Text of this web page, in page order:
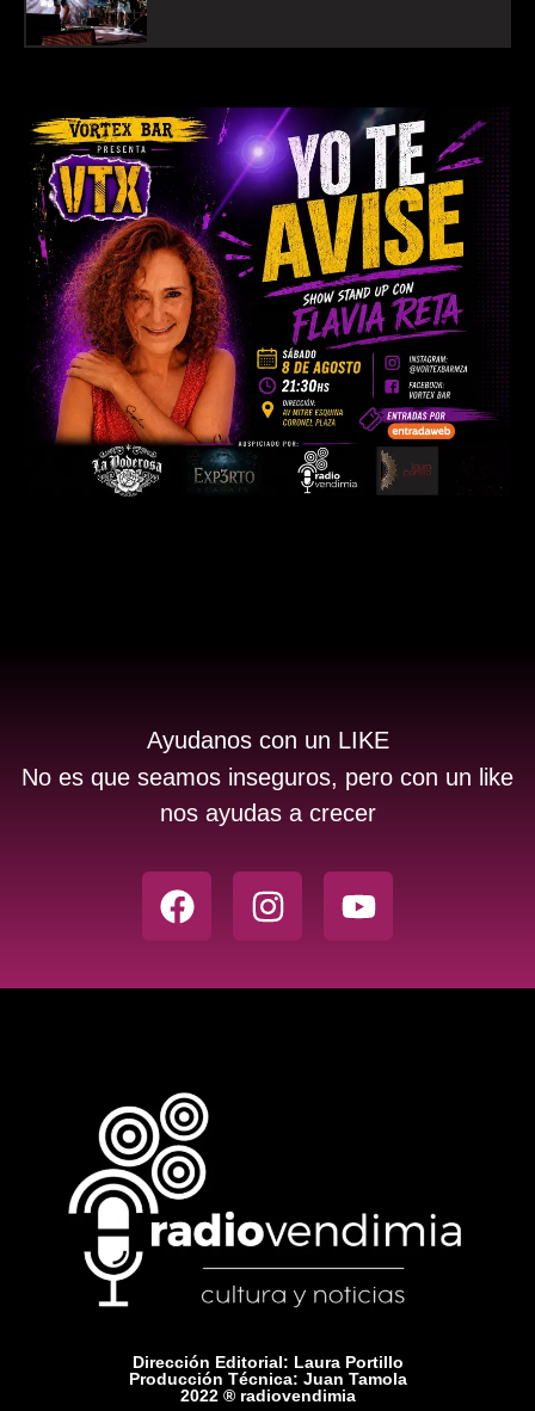
Ayudanos con un LIKE
No es que seamos inseguros, pero con un like
nos ayudas a crecer
Dirección Editorial: Laura Portillo
Producción Técnica: Juan Tamola
2022 ® radiovendimia